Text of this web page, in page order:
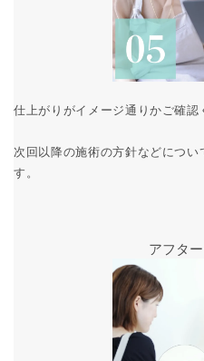
仕上がりがイメージ通りかご確認
次回以降の施術の方針などにつ
す。
アフタ